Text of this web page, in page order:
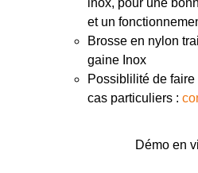
Démo en
inox, pour une
et un
Brosse en nylon
gaine Inox
Possiblilité de
cas particuliers :